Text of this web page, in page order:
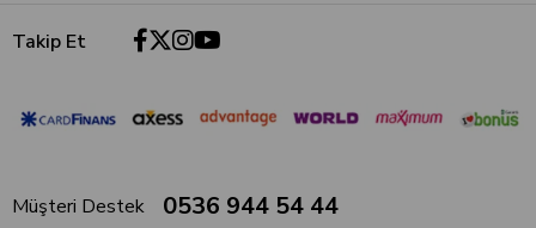
Takip Et
Müşteri Destek 0536 944 54 44